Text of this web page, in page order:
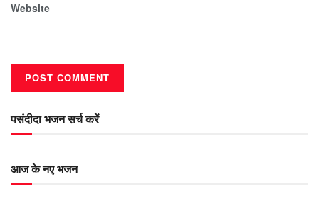
Website
पसंदीदा भजन सर्च करें
आज के नए भजन